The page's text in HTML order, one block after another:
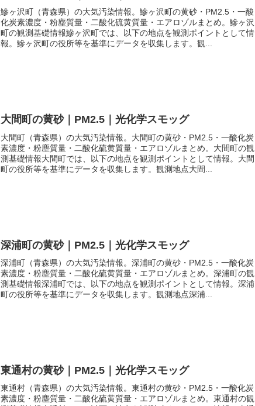
鰺ヶ沢町（青森県）の大気汚染情報。鰺ヶ沢町の黄砂・PM2.5・一酸
化炭素濃度・粉塵質量・二酸化硫黄質量・エアロゾルまとめ。鰺ヶ沢
町の観測基礎情報鰺ヶ沢町では、以下の地点を観測ポイントとして情
報。鰺ヶ沢町の役所等を基準にデータを収集します。観...
大間町の黄砂｜PM2.5｜光化学スモッグ
大間町（青森県）の大気汚染情報。大間町の黄砂・PM2.5・一酸化炭
素濃度・粉塵質量・二酸化硫黄質量・エアロゾルまとめ。大間町の観
測基礎情報大間町では、以下の地点を観測ポイントとして情報。大間
町の役所等を基準にデータを収集します。観測地点大間...
深浦町の黄砂｜PM2.5｜光化学スモッグ
深浦町（青森県）の大気汚染情報。深浦町の黄砂・PM2.5・一酸化炭
素濃度・粉塵質量・二酸化硫黄質量・エアロゾルまとめ。深浦町の観
測基礎情報深浦町では、以下の地点を観測ポイントとして情報。深浦
町の役所等を基準にデータを収集します。観測地点深浦...
東通村の黄砂｜PM2.5｜光化学スモッグ
東通村（青森県）の大気汚染情報。東通村の黄砂・PM2.5・一酸化炭
素濃度・粉塵質量・二酸化硫黄質量・エアロゾルまとめ。東通村の観